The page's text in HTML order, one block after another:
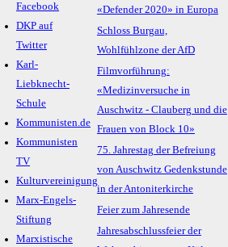
Facebook
DKP auf
Twitter
Karl-
Liebknecht-
Schule
Kommunisten.de
Kommunisten
TV
Kulturvereinigung
Marx-Engels-
Stiftung
Marxistische
«Defender 2020» in Europa
Schloss Burgau,
Wohlfühlzone der AfD
Filmvorführung:
«Medizinversuche in
Auschwitz - Clauberg und die
Frauen von Block 10»
75. Jahrestag der Befreiung
von Auschwitz Gedenkstunde
in der Antoniterkirche
Feier zum Jahresende
Jahresabschlussfeier der